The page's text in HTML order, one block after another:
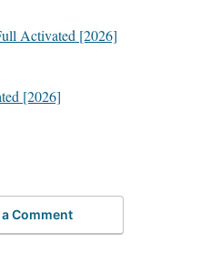
Activated [2026]
[2026]
a Comment